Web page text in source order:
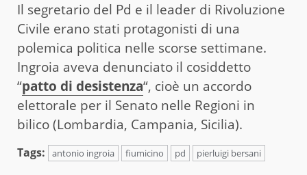
Il segretario del Pd e il leader di Rivoluzione
Civile erano stati protagonisti di una
polemica politica nelle scorse settimane.
Ingroia aveva denunciato il cosiddetto
“patto di desistenza“, cioè un accordo
elettorale per il Senato nelle Regioni in
bilico (Lombardia, Campania, Sicilia).
Tags: antonio ingroia fiumicino pd pierluigi bersani